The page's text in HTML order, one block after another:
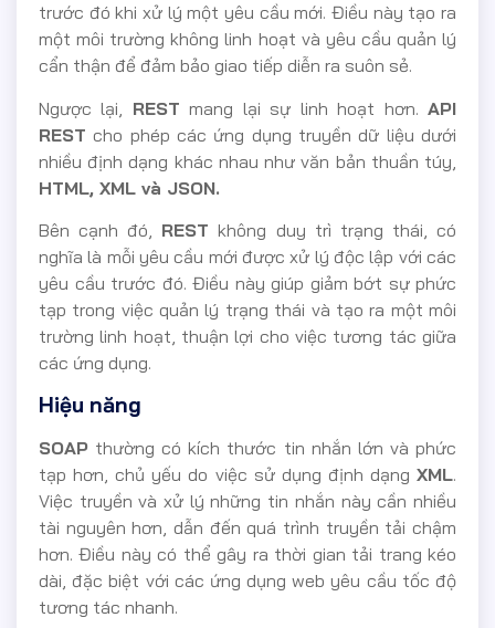
trước đó khi xử lý một yêu cầu mới. Điều này tạo ra
một môi trường không linh hoạt và yêu cầu quản lý
cẩn thận để đảm bảo giao tiếp diễn ra suôn sẻ.
Ngược lại, REST mang lại sự linh hoạt hơn.API
REST cho phép các ứng dụng truyền dữ liệu dưới
nhiều định dạng khác nhau như văn bản thuần túy,
HTML, XML và JSON.
Bên cạnh đó, REST không duy trì trạng thái, có
nghĩa là mỗi yêu cầu mới được xử lý độc lập với các
yêu cầu trước đó. Điều này giúp giảm bớt sự phức
tạp trong việc quản lý trạng thái và tạo ra một môi
trường linh hoạt, thuận lợi cho việc tương tác giữa
các ứng dụng.
Hiệu năng
SOAP thường có kích thước tin nhắn lớn và phức
tạp hơn, chủ yếu do việc sử dụng định dạng XML.
Việc truyền và xử lý những tin nhắn này cần nhiều
tài nguyên hơn, dẫn đến quá trình truyền tải chậm
hơn. Điều này có thể gây ra thời gian tải trang kéo
dài, đặc biệt với các ứng dụng web yêu cầu tốc độ
tương tác nhanh.